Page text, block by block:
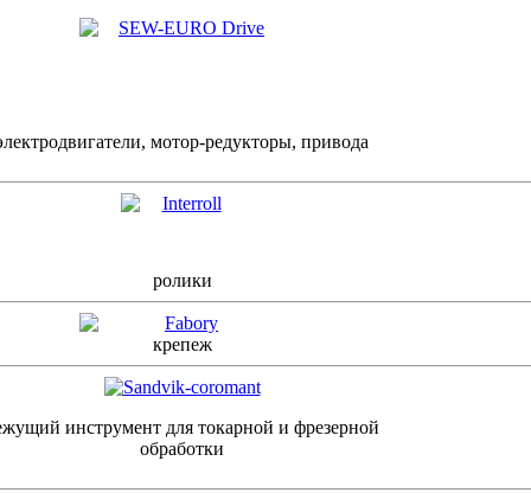
мотор-редукторы, привода
ролики
крепеж
инструмент для токарной и фрезерной
обработки